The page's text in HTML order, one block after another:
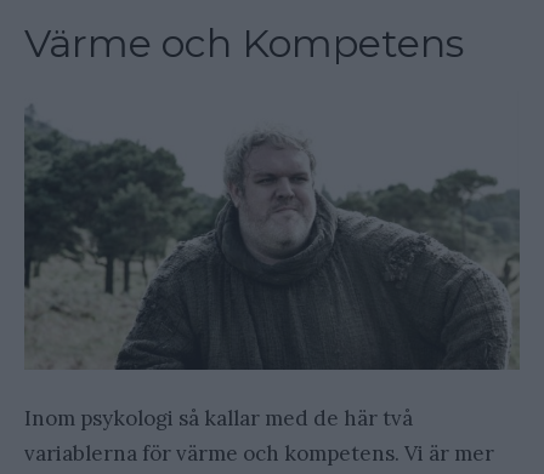
Värme och Kompetens
Inom psykologi så kallar med de här två
variablerna för värme och kompetens. Vi är mer